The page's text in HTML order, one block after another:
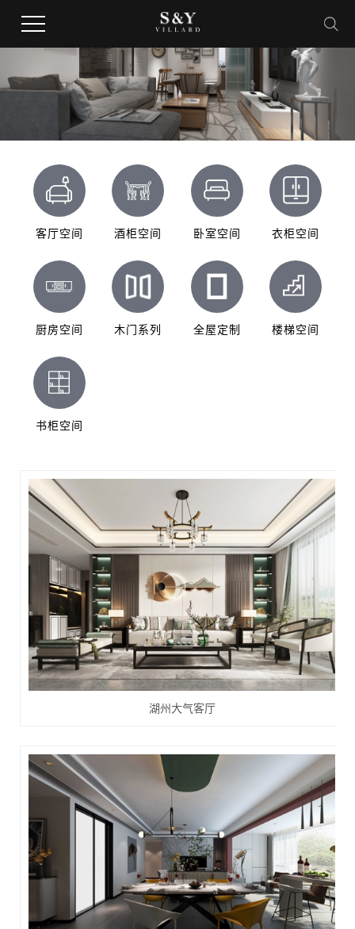
客厅空间 酒柜空间 卧室空间 衣柜空间
厨房空间 木门系列 全屋定制 楼梯空间
书柜空间
湖州大气客厅